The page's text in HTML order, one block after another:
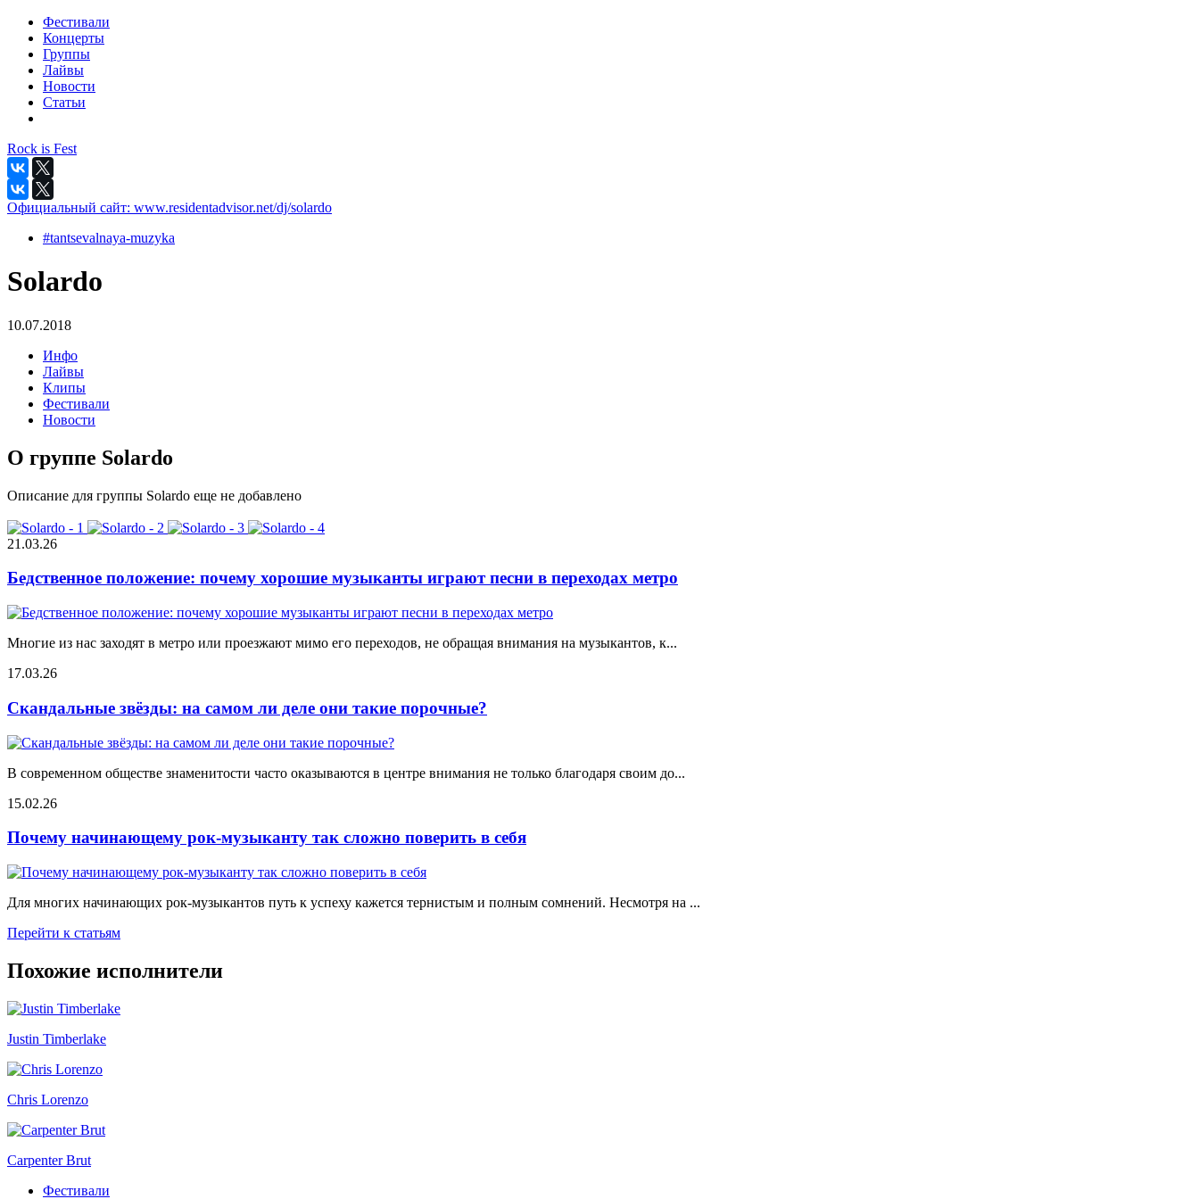
Фестивали
Концерты
Группы
Лайвы
Новости
Статьи
Rock is Fest
Официальный сайт: www.residentadvisor.net/dj/solardo
#tantsevalnaya-muzyka
Solardo
10.07.2018
Инфо
Лайвы
Клипы
Фестивали
Новости
О группе Solardo
Описание для группы Solardo еще не добавлено
21.03.26
Бедственное положение: почему хорошие музыканты играют песни в переходах метро
Многие из нас заходят в метро или проезжают мимо его переходов, не обращая внимания на музыкантов, к...
17.03.26
Скандальные звёзды: на самом ли деле они такие порочные?
В современном обществе знаменитости часто оказываются в центре внимания не только благодаря своим до...
15.02.26
Почему начинающему рок-музыканту так сложно поверить в себя
Для многих начинающих рок-музыкантов путь к успеху кажется тернистым и полным сомнений. Несмотря на ...
Перейти к статьям
Похожие исполнители
Justin Timberlake
Chris Lorenzo
Carpenter Brut
Фестивали